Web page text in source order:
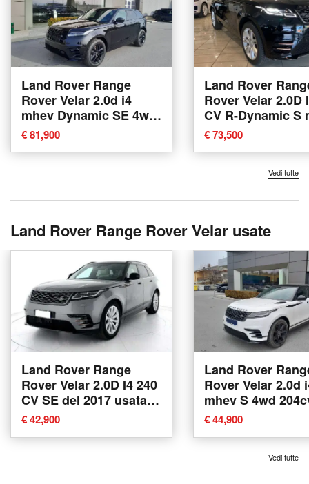
Land Rover Range
Rover Velar 2.0d i4
mhev Dynamic SE 4wd
204cv auto nuova a
Cuneo
€ 81,900
Land Rover
Rover Velar 2.0D
CV R-Dynamic S
a Agliana
€ 73,500
Vedi tutte
Land Rover Range Rover Velar usate
Land Rover Range
Rover Velar 2.0D I4 240
CV SE del 2017 usata a
Padova
€ 42,900
Land Rover
Rover Velar 2.0d
mhev S 4wd
del 2022 usata a
€ 44,900
Vedi tutte